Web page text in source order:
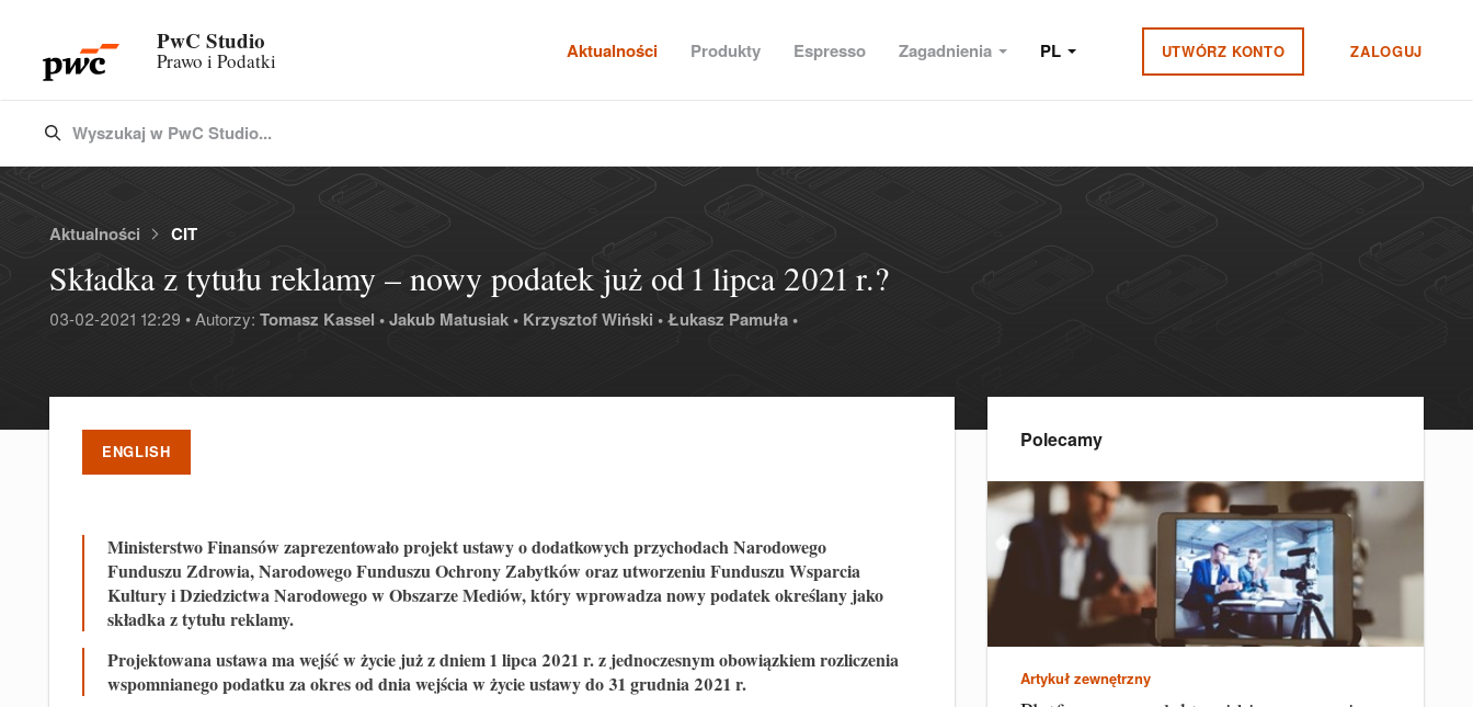
PwC Studio
Prawo i Podatki Aktualności Produkty Espresso Zagadnienia PL UTWÓRZ KONTO ZALOGUJ
Type 3 or more characters for results.
Wyszukaj w PwC Studio...
Aktualności CIT
Składka z tytułu reklamy – nowy podatek już od 1 lipca 2021 r.?
03-02-2021 12:29 • Autorzy: Tomasz Kassel •Jakub Matusiak • Krzysztof Wiński •Łukasz Pamuła •
ENGLISH
Ministerstwo Finansów zaprezentowało projekt ustawy o dodatkowych przychodach Narodowego
Funduszu Zdrowia, Narodowego Funduszu Ochrony Zabytków oraz utworzeniu Funduszu Wsparcia
Kultury i Dziedzictwa Narodowego w Obszarze Mediów, który wprowadza nowy podatek określany jako
składka z tytułu reklamy.
Projektowana ustawa ma wejść w życie już z dniem 1 lipca 2021 r. z jednoczesnym obowiązkiem rozliczenia
wspomnianego podatku za okres od dnia wejścia w życie ustawy do 31 grudnia 2021 r.
Polecamy
Artykuł zewnętrzny